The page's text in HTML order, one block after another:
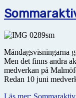
Måndagsvisningarna
Men det finns andra
medverkan på
Redan 10 juni
Läs mer: